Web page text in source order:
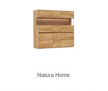
Natura Home